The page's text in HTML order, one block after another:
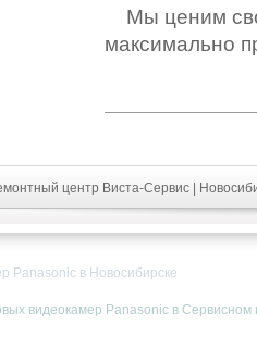
Мы ценим
максимально
центр Виста-Сервис |
Panasonic в Новосибирске
видеокамер Panasonic в Сервисном